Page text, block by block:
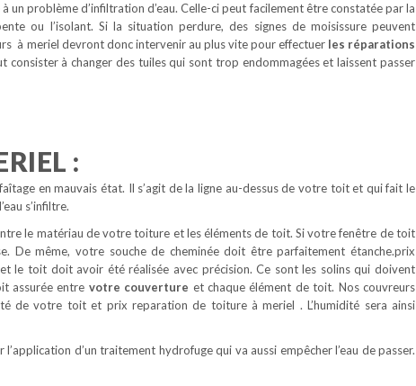
un problème d’infiltration d’eau. Celle-ci peut facilement être constatée par la
ou l’isolant. Si la situation perdure, des signes de moisissure peuvent
à meriel devront donc intervenir au plus vite pour effectuer les réparations
à changer des tuiles qui sont trop endommagées et laissent passer
:
en mauvais état. Il s’agit de la ligne au-dessus de votre toit et qui fait le
s’infiltre.
le matériau de votre toiture et les éléments de toit. Si votre fenêtre de toit
De même, votre souche de cheminée doit être parfaitement étanche.prix
le toit doit avoir été réalisée avec précision. Ce sont les solins qui doivent
assurée entre votre couverture et chaque élément de toit. Nos couvreurs
de votre toit et prix reparation de toiture à meriel . L’humidité sera ainsi
d’un traitement hydrofuge qui va aussi empêcher l’eau de passer.